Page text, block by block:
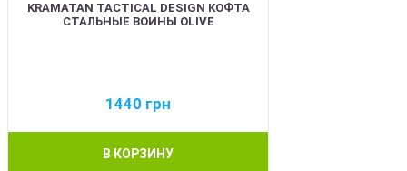
KRAMATAN TACTICAL DESIGN КОФТА
СТАЛЬНЫЕ ВОИНЫ OLIVE
1440 грн
В КОРЗИНУ